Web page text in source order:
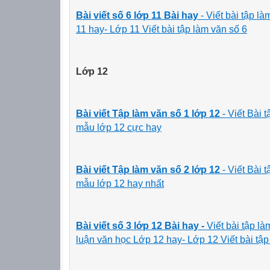
Bài viết số 6 lớp 11 Bài hay - Viết bài tập
11 hay- Lớp 11 Viết bài tập làm văn số 6
Lớp 12
Bài viết Tập làm văn số 1 lớp 12 - Viết Bài
mẫu lớp 12 cực hay
Bài viết Tập làm văn số 2 lớp 12 - Viết Bài
mẫu lớp 12 hay nhất
Bài viết số 3 lớp 12 Bài hay - Viết bài tập
luận văn học Lớp 12 hay- Lớp 12 Viết bài